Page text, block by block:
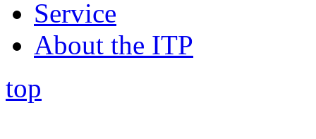
Service
About the ITP
top